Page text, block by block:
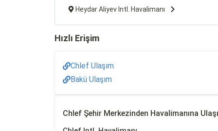
Heydar Aliyev Intl. Havalimanı
Hızlı Erişim
Chlef Ulaşım
Bakü Ulaşım
Chlef Şehir Merkezinden Havalimanına